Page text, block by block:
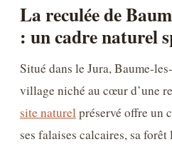
La reculée de
: un cadre naturel
Situé dans le Jura, Baume-
village niché au cœur d’une
site naturelpréservé offre un
ses falaises calcaires, sa